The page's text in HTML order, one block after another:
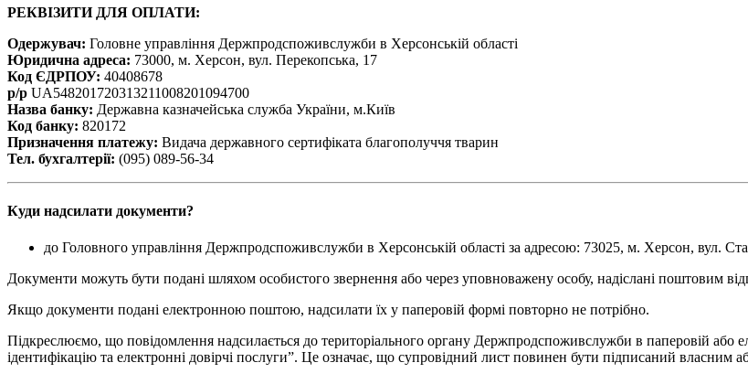
РЕКВІЗИТИ ДЛЯ ОПЛАТИ:
Одержувач: Головне управління Держпродспоживслужби в Херсонській області
Юридична адреса: 73000, м. Херсон, вул. Перекопська, 17
Код ЄДРПОУ: 40408678
р/р UA548201720313211008201094700
Назва банку: Державна казначейська служба України, м.Київ
Код банку: 820172
Призначення платежу: Видача державного сертифіката благополуччя тварин
Тел. бухгалтерії: (095) 089-56-34
Куди надсилати документи?
до Головного управління Держпродспоживслужби в Херсонській області за адресою: 73025, м. Херсон, вул.
Документи можуть бути подані шляхом особистого звернення або через уповноважену особу, надіслані поштовим
Якщо документи подані електронною поштою, надсилати їх у паперовій формі повторно не потрібно.
Підкреслюємо, що повідомлення надсилається до територіального органу Держпродспоживслужби в паперовій або
ідентифікацію та електронні довірчі послуги”. Це означає, що супровідний лист повинен бути підписаний власним